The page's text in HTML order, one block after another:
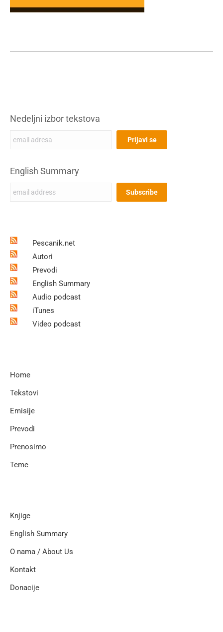
Nedeljni izbor tekstova
English Summary
Pescanik.net
Autori
Prevodi
English Summary
Audio podcast
iTunes
Video podcast
Home
Tekstovi
Emisije
Prevodi
Prenosimo
Teme
Knjige
English Summary
O nama / About Us
Kontakt
Donacije